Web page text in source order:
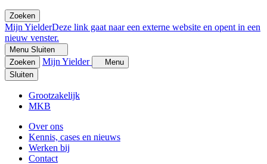
Zoeken
Mijn YielderDeze link gaat naar een externe website en opent in een
nieuw venster.
Menu Sluiten
Zoeken
Mijn Yielder
Menu
Sluiten
Grootzakelijk
MKB
Over ons
Kennis, cases en nieuws
Werken bij
Contact